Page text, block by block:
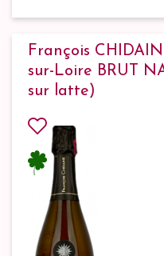
François
sur-Loire BRUT
sur latte)